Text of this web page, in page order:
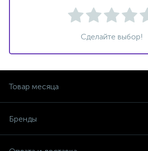
Сделайте выбор!
Товар месяца
Бренды